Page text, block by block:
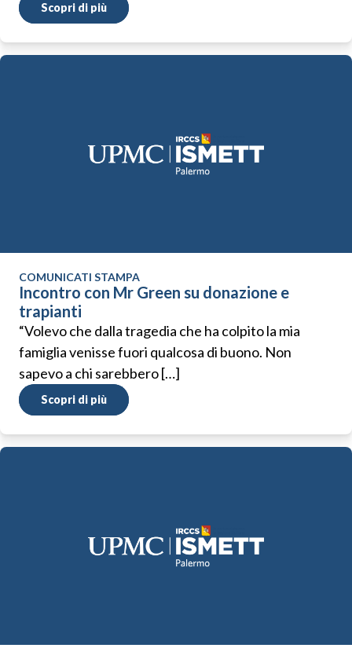
Scopri di più
COMUNICATI STAMPA
Incontro con Mr Green su donazione e
trapianti
“Volevo che dalla tragedia che ha colpito la mia
famiglia venisse fuori qualcosa di buono. Non
sapevo a chi sarebbero […]
Scopri di più